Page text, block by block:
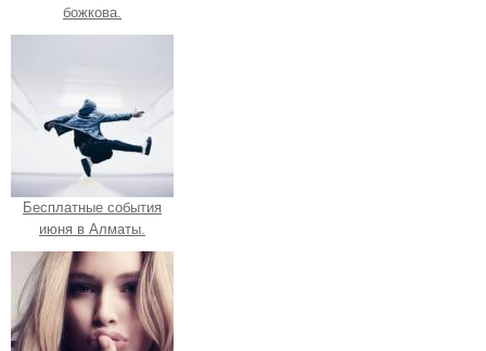
божкова.
Бесплатные события
июня в Алматы.